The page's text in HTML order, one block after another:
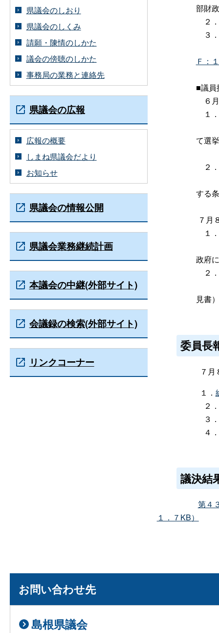
部財
２．
３
Ｆ：
■議員
６
１．
て選
２．
する
７月
１．
政府
２．
見書
委員長
７月
１．
２．
３．
４．
議決結
第４
１．７KB）
県議会のしおり
県議会のしくみ
請願・陳情のしかた
議会の傍聴のしかた
事務局の業務と連絡先
県議会の広報
広報の概要
しまね県議会だより
お知らせ
県議会の情報公開
県議会業務継続計画
本議会の中継(外部サイト)
会議録の検索(外部サイト)
リンクコーナー
お問い合わせ先
島根県議会